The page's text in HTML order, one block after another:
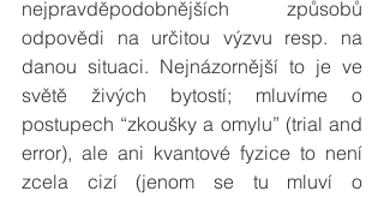
nejpravděpodobnějších způsobů
odpovědi na určitou výzvu resp. na
danou situaci. Nejnázornější to je ve
světě živých bytostí; mluvíme o
postupech “zkoušky a omylu” (trial and
error), ale ani kvantové fyzice to není
zcela cizí (jenom se tu mluví o